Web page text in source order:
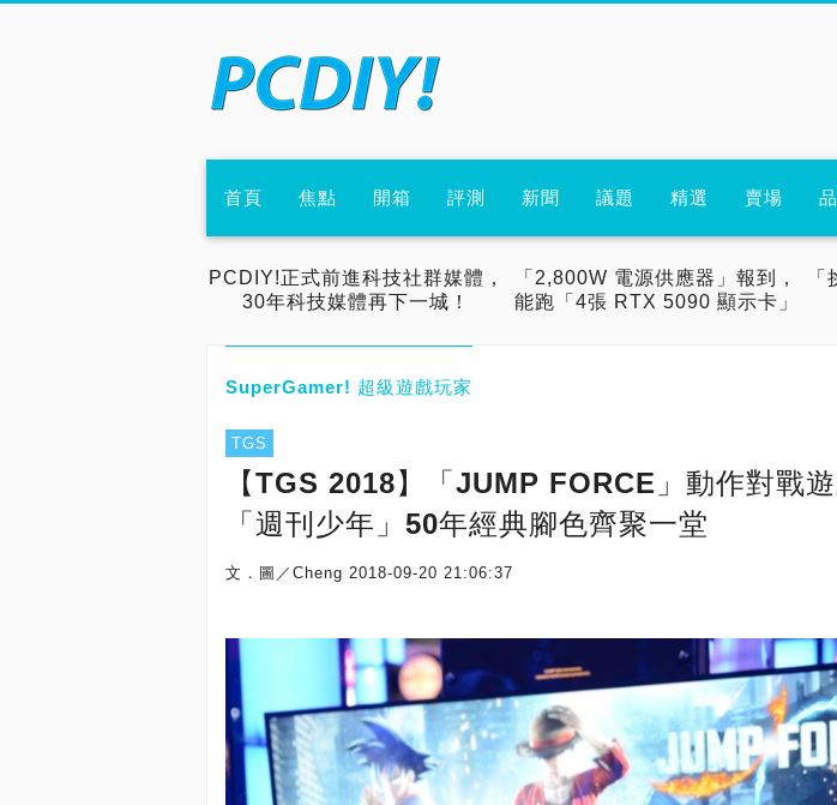
首頁 焦點 開箱 評測 新聞 議題 精選 賣場
PCDIY!正式前進科技社群媒體，
30年科技媒體再下一城！
「2,800W 電源供應器」報到，
能跑「4張 RTX 5090 顯示卡」
SuperGamer! 超級遊戲玩家
TGS
【TGS 2018】「JUMP FORCE」動作對戰遊
「週刊少年」50年經典腳色齊聚一堂
文．圖／Cheng 2018-09-20 21:06:37